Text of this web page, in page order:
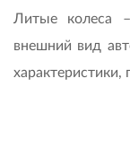
Литые колеса
внешний вид
характеристики,